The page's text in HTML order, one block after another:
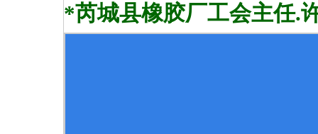
*芮城县橡胶厂工会主任.